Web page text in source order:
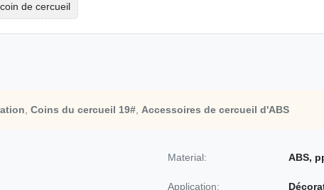
coin de cercueil
Coins du cercueil 19# Accessoires de cercueil d'ABS
Material: ABS,
Application: